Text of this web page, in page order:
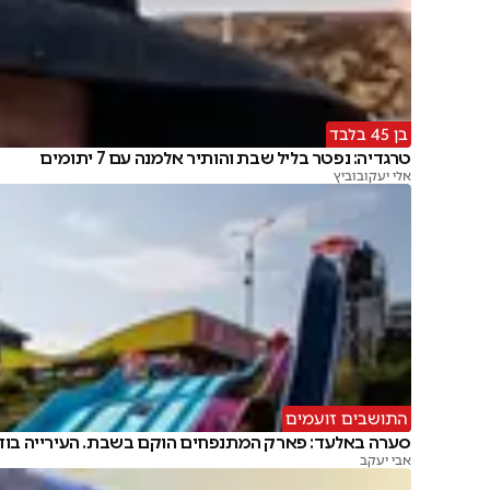
בן 45 בלבד
טרגדיה: נפטר בליל שבת והותיר אלמנה עם 7 יתומים
אלי יעקובוביץ
התושבים זועמים
סערה באלעד: פארק המתנפחים הוקם בשבת. העירייה
אבי יעקב